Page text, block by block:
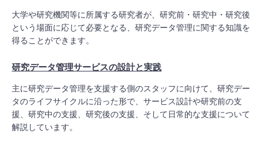
大学や研究機関等に所属する研究者が、研究前・研究中・研究後
という場面に応じて必要となる、研究データ管理に関する知識を
得ることができます。
研究データ管理サービスの設計と実践
主に研究データ管理を支援する側のスタッフに向けて、研究デー
タのライフサイクルに沿った形で、サービス設計や研究前の支
援、研究中の支援、研究後の支援、そして日常的な支援について
解説しています。